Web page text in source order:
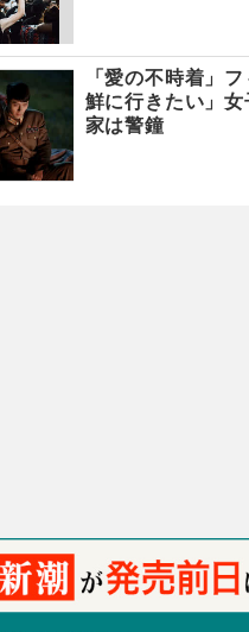
「愛の不時着」
鮮に行きたい」
家は警鐘